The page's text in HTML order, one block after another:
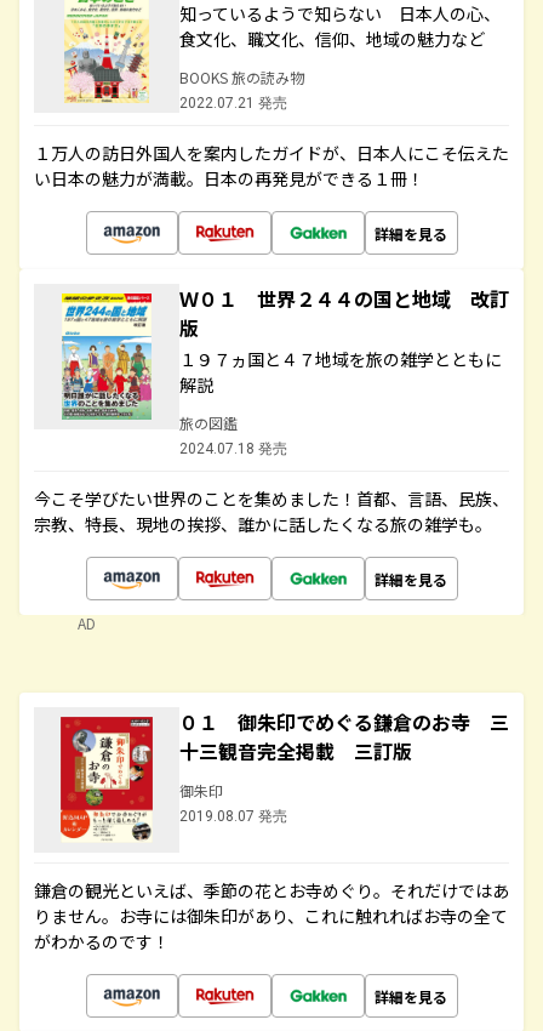
知っているようで知らない 日本人の心、
食文化、職文化、信仰、地域の魅力など
BOOKS 旅の読み物
2022.07.21 発売
１万人の訪日外国人を案内したガイドが、日本人にこそ伝えた
い日本の魅力が満載。日本の再発見ができる１冊！
詳細を見る
Ｗ０１ 世界２４４の国と地域 改訂
版
１９７ヵ国と４７地域を旅の雑学とともに
解説
旅の図鑑
2024.07.18 発売
今こそ学びたい世界のことを集めました！首都、言語、民族、
宗教、特長、現地の挨拶、誰かに話したくなる旅の雑学も。
詳細を見る
AD
０１ 御朱印でめぐる鎌倉のお寺 三
十三観音完全掲載 三訂版
御朱印
2019.08.07 発売
鎌倉の観光といえば、季節の花とお寺めぐり。それだけではあ
りません。お寺には御朱印があり、これに触れればお寺の全て
がわかるのです！
詳細を見る